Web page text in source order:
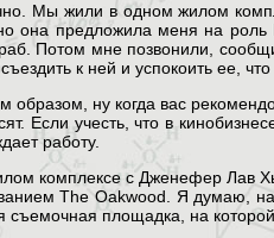
Мы жили в одном жилом
она предложила меня на роль
Потом мне позвонили,
к ней и успокоить ее,
образом, ну когда вас
Если учесть, что в
работу.
комплексе с Дженефер Лав
The Oakwood. Я думаю,
площадка, на